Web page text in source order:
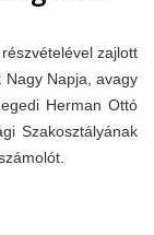
zajlott
Nagy Napja, avagy
Herman Ottó
Szakosztályának